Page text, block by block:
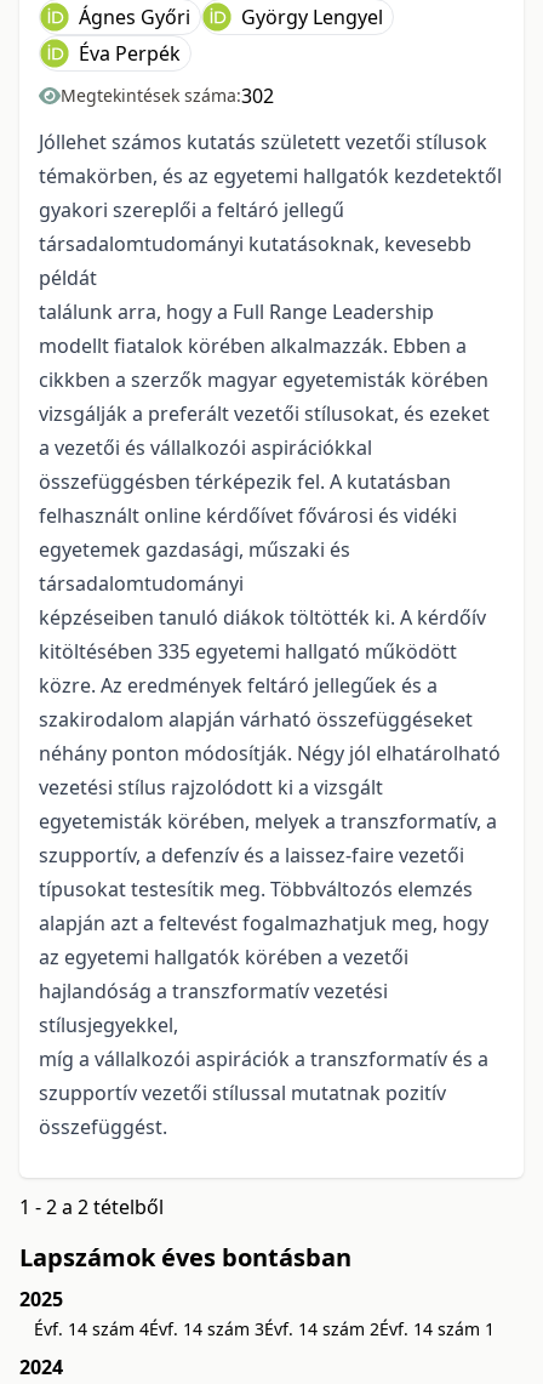
Ágnes Győri
György Lengyel
Éva Perpék
Megtekintések száma:302
Jóllehet számos kutatás született vezetői stílusok
témakörben, és az egyetemi hallgatók kezdetektől
gyakori szereplői a feltáró jellegű
társadalomtudományi kutatásoknak, kevesebb
példát
találunk arra, hogy a Full Range Leadership
modellt fiatalok körében alkalmazzák. Ebben a
cikkben a szerzők magyar egyetemisták körében
vizsgálják a preferált vezetői stílusokat, és ezeket
a vezetői és vállalkozói aspirációkkal
összefüggésben térképezik fel. A kutatásban
felhasznált online kérdőívet fővárosi és vidéki
egyetemek gazdasági, műszaki és
társadalomtudományi
képzéseiben tanuló diákok töltötték ki. A kérdőív
kitöltésében 335 egyetemi hallgató működött
közre. Az eredmények feltáró jellegűek és a
szakirodalom alapján várható összefüggéseket
néhány ponton módosítják. Négy jól elhatárolható
vezetési stílus rajzolódott ki a vizsgált
egyetemisták körében, melyek a transzformatív, a
szupportív, a defenzív és a laissez-faire vezetői
típusokat testesítik meg. Többváltozós elemzés
alapján azt a feltevést fogalmazhatjuk meg, hogy
az egyetemi hallgatók körében a vezetői
hajlandóság a transzformatív vezetési
stílusjegyekkel,
míg a vállalkozói aspirációk a transzformatív és a
szupportív vezetői stílussal mutatnak pozitív
összefüggést.
1 - 2 a 2 tételből
Lapszámok éves bontásban
2025
Évf. 14 szám 4Évf. 14 szám 3Évf. 14 szám 2Évf. 14 szám 1
2024